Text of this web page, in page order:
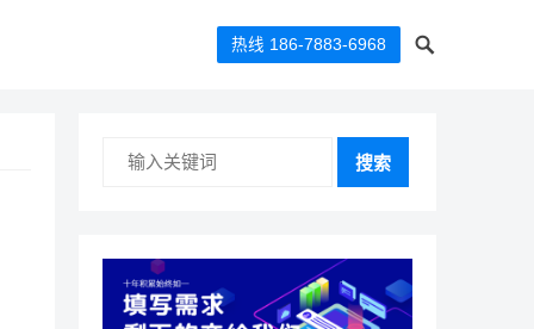
热线 186-7883-6968
搜索